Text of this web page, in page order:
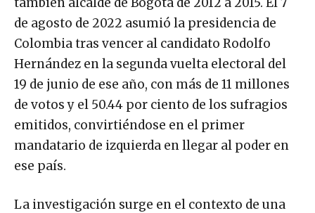
de agosto de 2022 asumió la presidencia de
Colombia tras vencer al candidato Rodolfo
Hernández en la segunda vuelta electoral del
19 de junio de ese año, con más de 11 millones
de votos y el 50.44 por ciento de los sufragios
emitidos, convirtiéndose en el primer
mandatario de izquierda en llegar al poder en
ese país.
La investigación surge en el contexto de una